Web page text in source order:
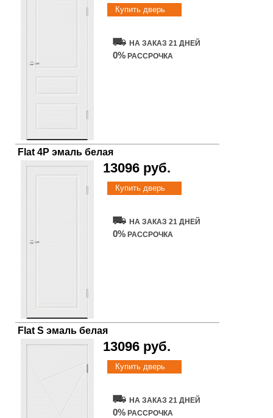
Купить дверь
НА ЗАКАЗ 21 ДНЕЙ
0% РАССРОЧКА
Flat 4P эмаль белая
13096 руб.
Купить дверь
НА ЗАКАЗ 21 ДНЕЙ
0% РАССРОЧКА
Flat S эмаль белая
13096 руб.
Купить дверь
НА ЗАКАЗ 21 ДНЕЙ
0% РАССРОЧКА